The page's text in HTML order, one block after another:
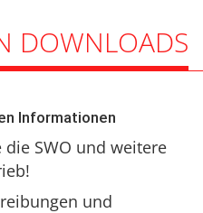
DOWNLOADS
Informationen
SWO und weitere
und